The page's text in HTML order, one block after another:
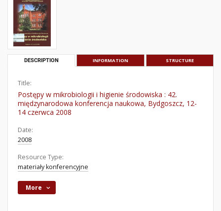
DESCRIPTION INFORMATION STRUCTURE
Title:
Postępy w mikrobiologii i higienie środowiska : 42.
międzynarodowa konferencja naukowa, Bydgoszcz, 12-
14 czerwca 2008
Date:
2008
Resource Type:
materiały konferencyjne
More